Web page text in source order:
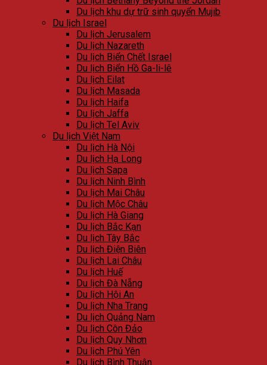
Du lịch khu dự trữ sinh quyển Mujib
Du lịch Israel
Du lịch Jerusalem
Du lịch Nazareth
Du lịch Biển Chết Israel
Du lịch Biển Hồ Ga-li-lê
Du lịch Eilat
Du lịch Masada
Du lịch Haifa
Du lịch Jaffa
Du lịch Tel Aviv
Du lịch Việt Nam
Du lịch Hà Nội
Du lịch Hạ Long
Du lịch Sapa
Du lịch Ninh Bình
Du lịch Mai Châu
Du lịch Mộc Châu
Du lịch Hà Giang
Du lịch Bắc Kạn
Du lịch Tây Bắc
Du lịch Điện Biên
Du lịch Lai Châu
Du lịch Huế
Du lịch Đà Nẵng
Du lịch Hội An
Du lịch Nha Trang
Du lịch Quảng Nam
Du lịch Côn Đảo
Du lịch Quy Nhơn
Du lịch Phú Yên
Du lịch Bình Thuận